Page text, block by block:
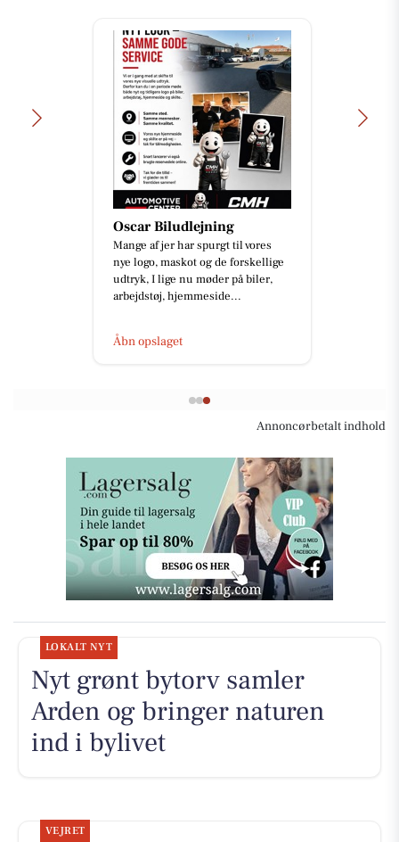
Oscar Biludlejning
Mange af jer har spurgt til vores
nye logo, maskot og de forskellige
udtryk, I lige nu møder på biler,
arbejdstøj, hjemmeside...
Åbn opslaget
Annoncørbetalt indhold
LOKALT NYT
Nyt grønt bytorv samler
Arden og bringer naturen
ind i bylivet
VEJRET